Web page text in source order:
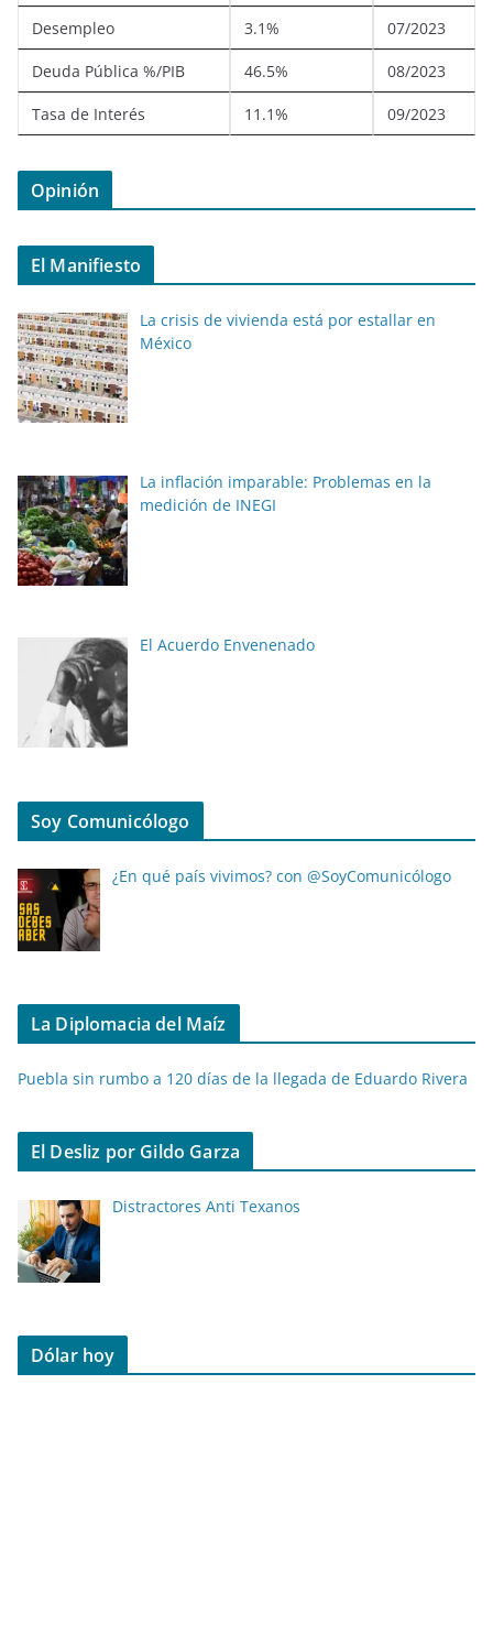
Desempleo 3.1% 07/2023
Deuda Pública %/PIB 46.5% 08/2023
Tasa de Interés 11.1% 09/2023
Opinión
El Manifiesto
La crisis de vivienda está por estallar en
México
La inflación imparable: Problemas en la
medición de INEGI
El Acuerdo Envenenado
Soy Comunicólogo
¿En qué país vivimos? con @SoyComunicólogo
La Diplomacia del Maíz
Puebla sin rumbo a 120 días de la llegada de Eduardo Rivera
El Desliz por Gildo Garza
Distractores Anti Texanos
Dólar hoy